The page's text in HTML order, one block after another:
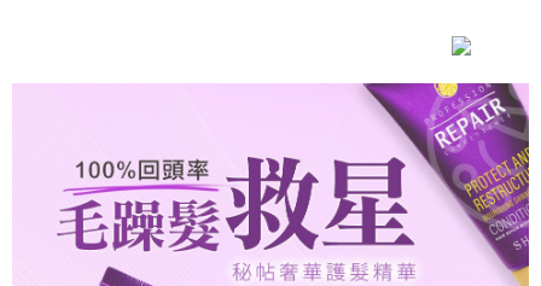
每筆NT$85，滿NT$499(含以上)免運費
每筆NT$85，滿NT$499(含以上)免運費
國家/地區配送 查看運費